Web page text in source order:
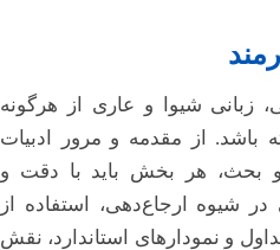
زبانی شیوا و عاری از هرگونه
باشد. از مقدمه و مرور ادبیات
و بحث، هر بخش باید با دقت و
شیوه ارجاع‌دهی، استفاده از
و نمودارهای استاندارد، نقش